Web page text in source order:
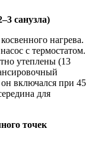
санузла)
нагрева.
с термостатом.
утеплены (13
включался при 45
для
точек